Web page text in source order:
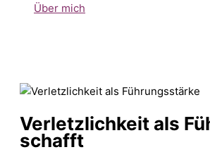
Über mich
Verletzlichkeit als
schafft